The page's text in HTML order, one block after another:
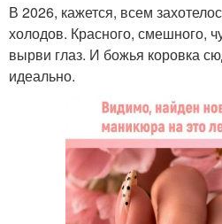
В 2026, кажется, всем
холодов. Красного, смешного,
вырви глаз. И божья коровка
идеально.